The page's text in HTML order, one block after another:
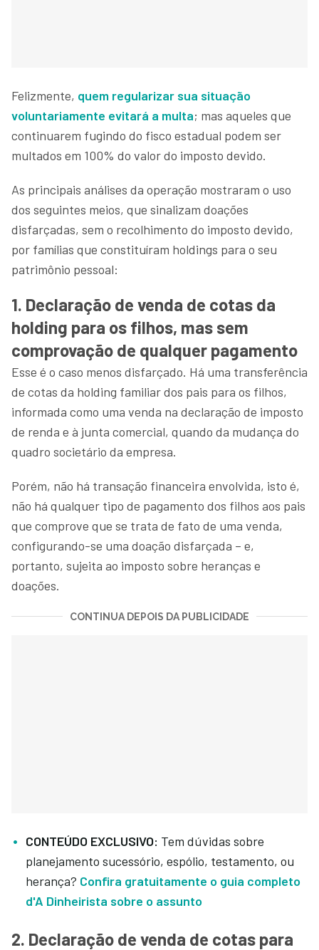
Felizmente, quem regularizar sua situação
voluntariamente evitará a multa; mas aqueles que
continuarem fugindo do fisco estadual podem ser
multados em 100% do valor do imposto devido.
As principais análises da operação mostraram o uso
dos seguintes meios, que sinalizam doações
disfarçadas, sem o recolhimento do imposto devido,
por famílias que constituíram holdings para o seu
patrimônio pessoal:
1. Declaração de venda de cotas da
holding para os filhos, mas sem
comprovação de qualquer pagamento
Esse é o caso menos disfarçado. Há uma transferência
de cotas da holding familiar dos pais para os filhos,
informada como uma venda na declaração de imposto
de renda e à junta comercial, quando da mudança do
quadro societário da empresa.
Porém, não há transação financeira envolvida, isto é,
não há qualquer tipo de pagamento dos filhos aos pais
que comprove que se trata de fato de uma venda,
configurando-se uma doação disfarçada – e,
portanto, sujeita ao imposto sobre heranças e
doações.
CONTINUA DEPOIS DA PUBLICIDADE
CONTEÚDO EXCLUSIVO: Tem dúvidas sobre
planejamento sucessório, espólio, testamento, ou
herança? Confira gratuitamente o guia completo
d'A Dinheirista sobre o assunto
2. Declaração de venda de cotas para